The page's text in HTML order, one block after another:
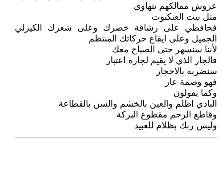
عروش ممالكهم تتهاوى
مثل بيت العنكبوت
فحافظي على رشاقة خصرك وعلى شعرك الكيرلي
الجميل وعلى ايقاع حركاتك المنتظم
لأننا سنسهر حتى الصباح معك
فالجار الذي لا يقيم لجاره اعتبار
سنضربه بالاحجار
فهو وصمة عار
وكما يقولون
البادي اظلم والعين بالخشم والسن بالقطاعة
وقاطع الرحم مقطوع البركة
وليس ربك بظلام للعبيد